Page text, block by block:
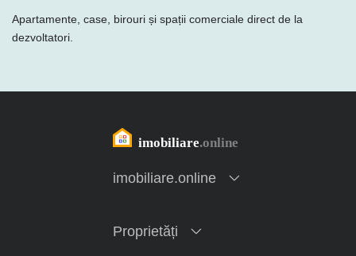
Apartamente, case, birouri și spații comerciale direct de la
dezvoltatori.
imobiliare.online
Proprietăți